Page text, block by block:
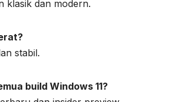
klasik dan modern.
stabil.
build Windows 11?